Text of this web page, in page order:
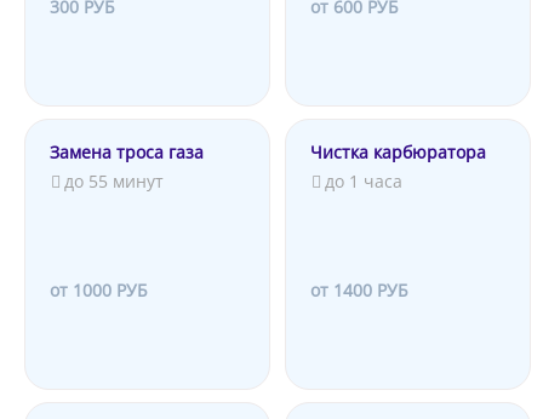
300 РУБ от 600 РУБ
Замена троса газа
до 55 минут
от 1000 РУБ
Чистка карбюратора
до 1 часа
от 1400 РУБ